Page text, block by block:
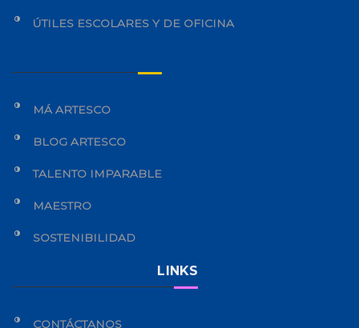
ÚTILES ESCOLARES Y DE OFICINA
MÁ ARTESCO
BLOG ARTESCO
TALENTO IMPARABLE
MAESTRO
SOSTENIBILIDAD
LINKS
CONTÁCTANOS